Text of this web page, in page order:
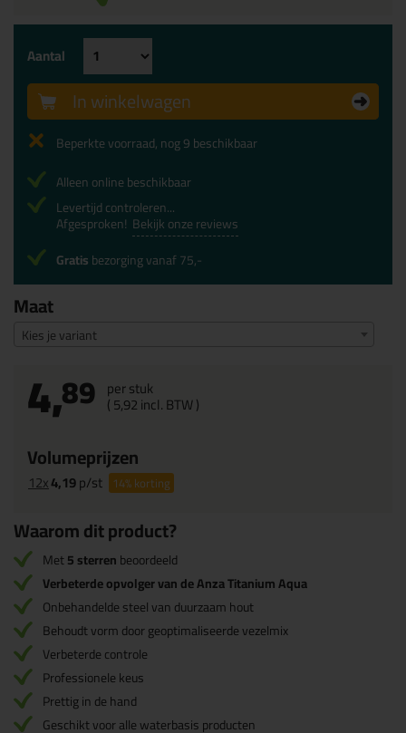
Maat
Kies je variant
4,89 per stuk
(5,92incl. BTW )
Volumeprijzen
12x4,19p/st 14%korting
Aantal
In winkelwagen
Beperkte voorraad, nog 9 beschikbaar
Alleen online beschikbaar
Levertijd controleren...
Afgesproken! Bekijk onze reviews
Gratisbezorging vanaf 75,-
Waarom dit product?
Met5 sterrenbeoordeeld
Verbeterde opvolger van de Anza Titanium Aqua
Onbehandelde steel van duurzaam hout
Behoudt vorm door geoptimaliseerde vezelmix
Verbeterde controle
Professionele keus
Prettig in de hand
Geschikt voor alle waterbasis producten